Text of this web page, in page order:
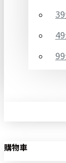
購物車